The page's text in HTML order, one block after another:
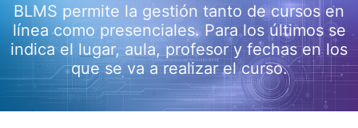
BLMS permite la gestión tanto de cursos en
línea como presenciales. Para los últimos se
indica el lugar, aula, profesor y fechas en los
que se va a realizar el curso.